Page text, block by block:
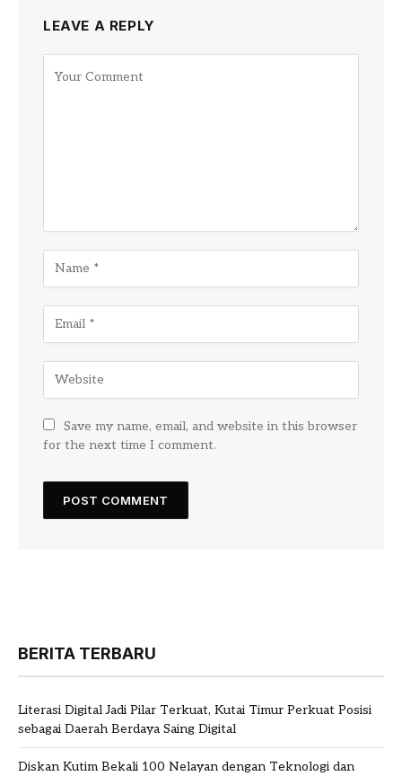
LEAVE A REPLY
Save my name, email, and website in this browser
for the next time I comment.
BERITA TERBARU
Literasi Digital Jadi Pilar Terkuat, Kutai Timur Perkuat Posisi
sebagai Daerah Berdaya Saing Digital
Diskan Kutim Bekali 100 Nelayan dengan Teknologi dan